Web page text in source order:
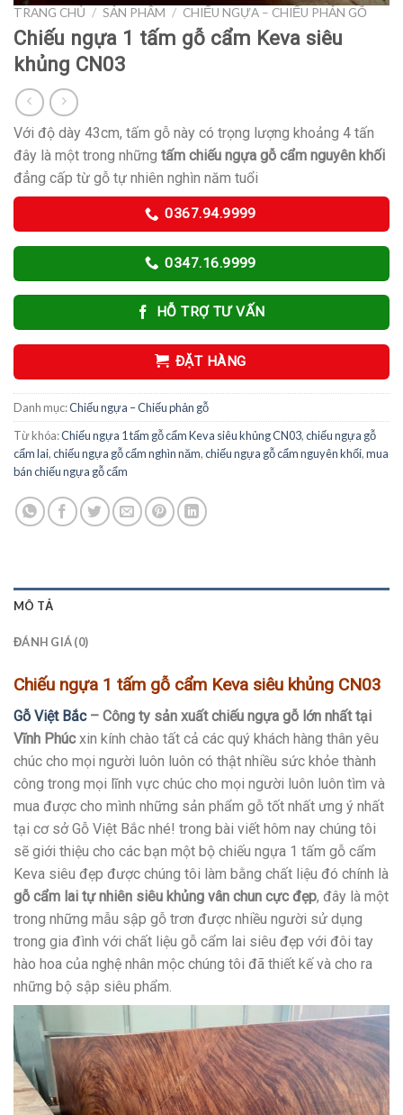
TRANG CHỦ / SẢN PHẨM / CHIẾU NGỰA – CHIẾU PHẢN GỖ
Chiếu ngựa 1 tấm gỗ cẩm Keva siêu
khủng CN03
Với độ dày 43cm, tấm gỗ này có trọng lượng khoảng 4 tấn
đây là một trong những tấm chiếu ngựa gỗ cẩm nguyên khối
đẳng cấp từ gỗ tự nhiên nghìn năm tuổi
0367.94.9999
0347.16.9999
HỖ TRỢ TƯ VẤN
ĐẶT HÀNG
Danh mục:Chiếu ngựa – Chiếu phản gỗ
Từ khóa:Chiếu ngựa 1 tấm gỗ cẩm Keva siêu khủng CN03,chiếu ngựa gỗ
cẩm lai,chiếu ngựa gỗ cẩm nghìn năm,chiếu ngựa gỗ cẩm nguyên khối,mua
bán chiếu ngựa gỗ cẩm
MÔ TẢ
ĐÁNH GIÁ (0)
Chiếu ngựa 1 tấm gỗ cẩm Keva siêu khủng CN03
Gỗ Việt Bắc– Công ty sản xuất chiếu ngựa gỗ lớn nhất tại
Vĩnh Phúcxin kính chào tất cả các quý khách hàng thân yêu
chúc cho mọi người luôn luôn có thật nhiều sức khỏe thành
công trong mọi lĩnh vực chúc cho mọi người luôn luôn tìm và
mua được cho mình những sản phẩm gỗ tốt nhất ưng ý nhất
tại cơ sở Gỗ Việt Bắc nhé! trong bài viết hôm nay chúng tôi
sẽ giới thiệu cho các bạn một bộ chiếu ngựa 1 tấm gỗ cẩm
Keva siêu đẹp được chúng tôi làm bằng chất liệu đó chính là
gỗ cẩm lai tự nhiên siêu khủng vân chun cực đẹp, đây là một
trong những mẫu sập gỗ trơn được nhiều người sử dụng
trong gia đình với chất liệu gỗ cẩm lai siêu đẹp với đôi tay
hào hoa của nghệ nhân mộc chúng tôi đã thiết kế và cho ra
những bộ sập siêu phẩm.